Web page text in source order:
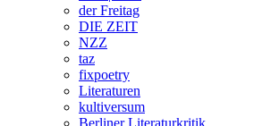
der Freitag
DIE ZEIT
NZZ
taz
fixpoetry
Literaturen
kultiversum
Berliner Literaturkritik